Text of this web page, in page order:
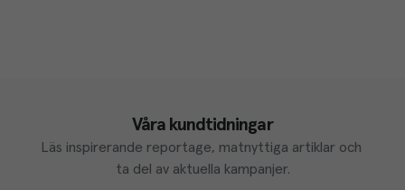
Våra kundtidningar
Läs inspirerande reportage, matnyttiga artiklar och
ta del av aktuella kampanjer.